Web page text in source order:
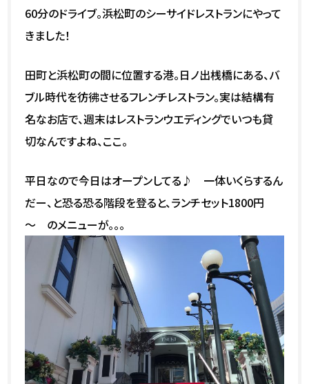
60分のドライブ。浜松町のシーサイドレストランにやって
きました！
田町と浜松町の間に位置する港。日ノ出桟橋にある、バ
ブル時代を彷彿させるフレンチレストラン。実は結構有
名なお店で、週末はレストランウエディングでいつも貸
切なんですよね、ここ。
平日なので今日はオープンしてる♪ 一体いくらするん
だー、と恐る恐る階段を登ると、ランチセット1800円
～ のメニューが。。。